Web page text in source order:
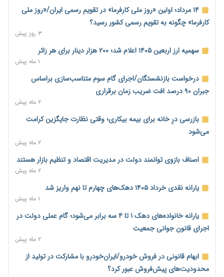
۴ ساعت پیش
وام بدون رتبه اعتباری؛ صندوق کارآفرینی امید از حمایت متفاوت
ناترازی برق ۳۰ درصد کاهش یافت؛ وعده وزارت نیرو برای رفع
محدودیت صنایع
۵ ساعت پیش
ورود بخش خصوصی به حکمرانی اشتغال؛ «یاوران پیشرفت»
امسال گسترده‌تر می‌شود
۵ ساعت پیش
مطالبه کارگران جنوب برای پرداخت «حق جنگ»؛ از نفت و گاز تا
شبکه برق
۵ ساعت پیش
حساب‌های شرکت ملی نفت در بانک صنعت و معدن مسدود شد؛
بدهی یک میلیارد دلاری
درآمد کارگزاری‌ها چقدر است؟ کانون کارگزاران اعداد منتشرشده در
فضای مجازی را تکذیب کرد
بیکاری ۷ درصدی روی کاغذ؛ آیا در واقعیت هم این چنین است؟
۱۴ مرداد؛ اولین «روز ملی کارفرما» در تقویم رسمی ایران/«روز ملی
کارفرما» چگونه به تقویم رسمی کشور رسید؟
۳ روز پیش
سهمیه ارز اربعین ۱۴۰۵ اعلام شد؛ ۲۰۰ هزار دینار برای هر زائر
۱ ماه پیش
درخواست بازنشستگان/اجرای گام سوم متناسب‌سازی براساس
جبران ۹۰ درصد افت ضریب زمان برقراری
۲ ماه پیش
بازرسی درِ خانه برای بیمه بیکاری؛ وقتی نظارت جایگزین کرامت
می‌شود
۲ ماه پیش
اصناف بازوی توانمند دولت در مدیریت اقتصاد و تنظیم بازار هستند
۲ ماه پیش
یارانه نقدی خرداد ۱۴۰۵ دهک‌های چهارم تا نهم واریز شد
۱ ماه پیش
یارانه خانواده‌های دهک ۱ تا ۴ سه برابر می‌شود؛ گام عملی دولت در
اجرای قانون جوانی جمعیت
۲ ماه پیش
ابهام قانونی در فروش خودرو/ایران‌خودرو با مشارکت در تولید از
محدودیت‌های پیش‌فروش عبور کرد؟